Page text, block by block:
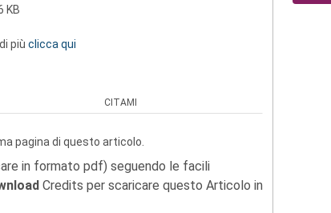
KB
più clicca qui
CITAMI
pagina di questo articolo.
in formato pdf) seguendo le facili
Credits per scaricare questo Articolo in